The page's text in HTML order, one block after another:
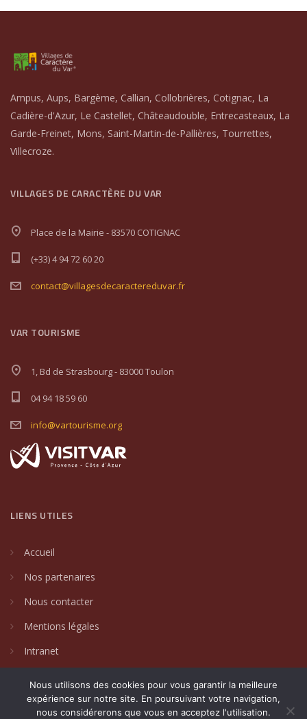
Ampus, Aups, Bargème, Callian, Collobrières, Cotignac, La
Cadière-d'Azur, Le Castellet, Châteaudouble, Entrecasteaux, La
Garde-Freinet, Mons, Saint-Martin-de-Pallières, Tourrettes,
Villecroze.
VILLAGES DE CARACTÈRE DU VAR
Place de la Mairie - 83570 COTIGNAC
(+33) 4 94 72 60 20
contact@villagesdecaractereduvar.fr
VAR TOURISME
1, Bd de Strasbourg - 83000 Toulon
04 94 18 59 60
info@vartourisme.org
LIENS UTILES
Accueil
Nos partenaires
Nous contacter
Mentions légales
Intranet
2024 © Villages de caractère du Var. Un site créé parDAKIN
Nous utilisons des cookies pour vous garantir la meilleure
expérience sur notre site. En poursuivant votre navigation,
nous considérerons que vous en acceptez l'utilisation.